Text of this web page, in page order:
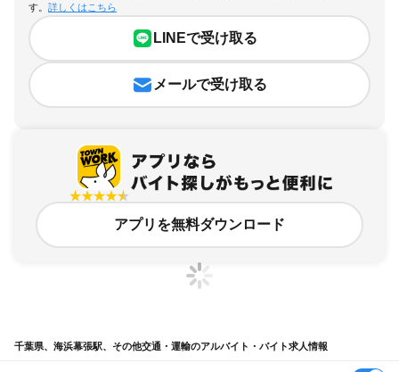
す。 詳しくはこちら
LINEで受け取る
メールで受け取る
アプリを無料ダウンロード
千葉県、海浜幕張駅、その他交通・運輸のアルバイト・バイト求人情報